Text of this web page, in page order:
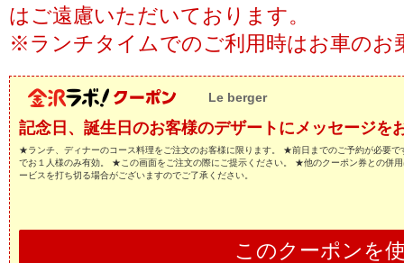
はご遠慮いただいております。
※ランチタイムでのご利用時はお車のお
Le berger
記念日、誕生日のお客様のデザートにメッセージを
★ランチ、ディナーのコース料理をご注文のお客様に限ります。 ★前日までのご予約が必要
でお１人様のみ有効。 ★この画面をご注文の際にご提示ください。 ★他のクーポン券との併
ービスを打ち切る場合がございますのでご了承ください。
このクーポンを